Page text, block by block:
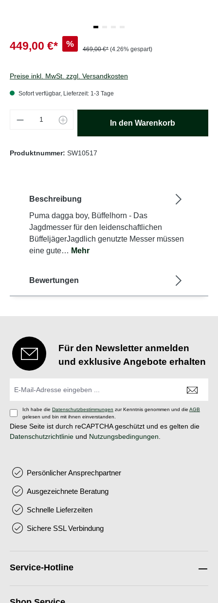
449,00 €* %
469,00 €* (4.26% gespart)
Preise inkl. MwSt. zzgl. Versandkosten
Sofort verfügbar, Lieferzeit: 1-3 Tage
Produkt Anzahl: Gib den gewünschten
In den Warenkorb
Produktnummer: SW10517
Beschreibung
Puma dagga boy, Büffelhorn - Das
Jagdmesser für den leidenschaftlichen
BüffeljägerJagdlich genutzte Messer müssen
eine gute… Mehr
Bewertungen
Für den Newsletter anmelden
und exklusive Angebote erhalten
Ich habe die Datenschutzbestimmungen zur Kenntnis genommen und die AGB
gelesen und bin mit ihnen einverstanden.
Diese Seite ist durch reCAPTCHA geschützt und es gelten die
Datenschutzrichtlinie und Nutzungsbedingungen
Persönlicher Ansprechpartner
Ausgezeichnete Beratung
Schnelle Lieferzeiten
Sichere SSL Verbindung
Service-Hotline